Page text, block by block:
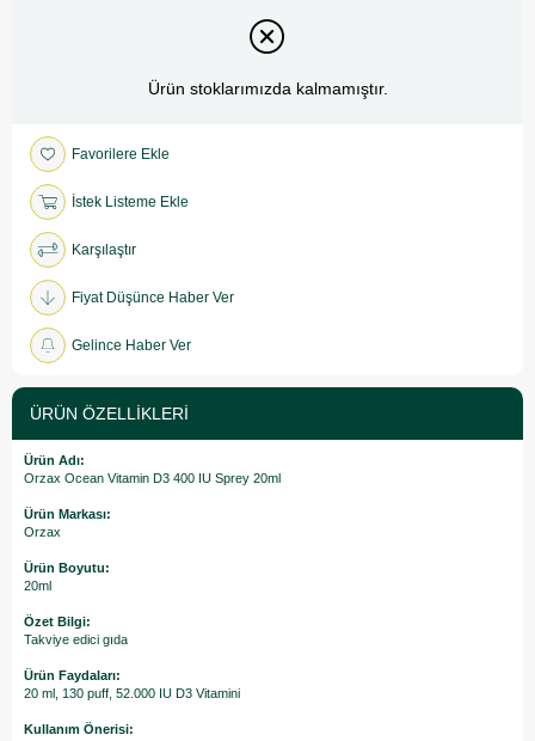
Ürün stoklarımızda kalmamıştır.
Favorilere Ekle
İstek Listeme Ekle
Karşılaştır
Fiyat Düşünce Haber Ver
Gelince Haber Ver
ÜRÜN ÖZELLIKLERI
Ürün Adı:
Orzax Ocean Vitamin D3 400 IU Sprey 20ml
Ürün Markası:
Orzax
Ürün Boyutu:
20ml
Özet Bilgi:
Takviye edici gıda
Ürün Faydaları:
20 ml, 130 puff, 52.000 IU D3 Vitamini
Kullanım Önerisi: